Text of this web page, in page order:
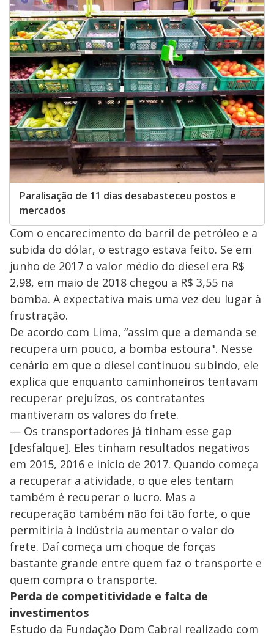
Paralisação de 11 dias desabasteceu postos e
mercados
Com o encarecimento do barril de petróleo e a
subida do dólar, o estrago estava feito. Se em
junho de 2017 o valor médio do diesel era R$
2,98, em maio de 2018 chegou a R$ 3,55 na
bomba. A expectativa mais uma vez deu lugar à
frustração.
De acordo com Lima, “assim que a demanda se
recupera um pouco, a bomba estoura". Nesse
cenário em que o diesel continuou subindo, ele
explica que enquanto caminhoneiros tentavam
recuperar prejuízos, os contratantes
mantiveram os valores do frete.
— Os transportadores já tinham esse gap
[desfalque]. Eles tinham resultados negativos
em 2015, 2016 e início de 2017. Quando começa
a recuperar a atividade, o que eles tentam
também é recuperar o lucro. Mas a
recuperação também não foi tão forte, o que
permitiria à indústria aumentar o valor do
frete. Daí começa um choque de forças
bastante grande entre quem faz o transporte e
quem compra o transporte.
Perda de competitividade e falta de
investimentos
Estudo da Fundação Dom Cabral realizado com